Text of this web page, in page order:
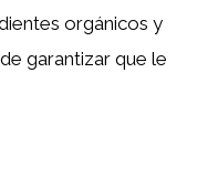
orgánicos y
garantizar que le